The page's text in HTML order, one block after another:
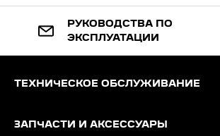
РУКОВОДСТВА ПО
ЭКСПЛУАТАЦИИ
ТЕХНИЧЕСКОЕ ОБСЛУЖИВАНИЕ
ЗАПЧАСТИ И АКСЕССУАРЫ